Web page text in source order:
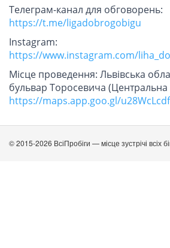
Телеграм-канал для обговорень:
https://t.me/ligadobrogobigu
Instagram:
https://www.instagram.com/
Місце проведення: Львівська
бульвар Торосевича
https://maps.app.goo.gl/
© 2015-2026 ВсіПробіги — місце зустрічі всіх